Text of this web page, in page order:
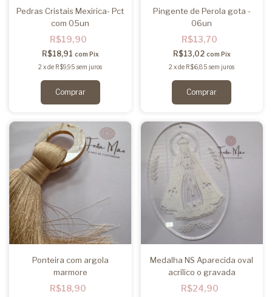
Pedras Cristais Mexirica- Pct
com 05un
R$19,90
R$18,91 com Pix
2 xde R$9,95 sem juros
Pingente de Perola gota -
06un
R$13,70
R$13,02 com Pix
2 xde R$6,85 sem juros
Ponteira com argola
marmore
R$18,90
Medalha NS Aparecida oval
acrílico o gravada
R$24,90